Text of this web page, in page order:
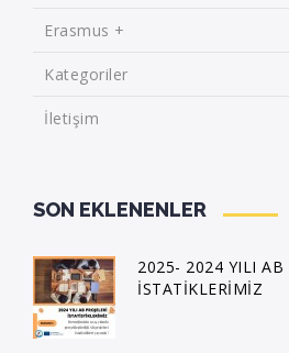
Erasmus +
Kategoriler
İletişim
SON EKLENENLER
2025- 2024 YILI AB
İSTATİKLERİMİZ